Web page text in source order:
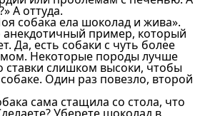
А оттуда.
собака ела шоколад и жива».
пример, который
Да, есть собаки с чуть более
Некоторые породы лучше
ставки слишком высоки, чтобы
Один раз повезло, второй
сама стащила со стола, что